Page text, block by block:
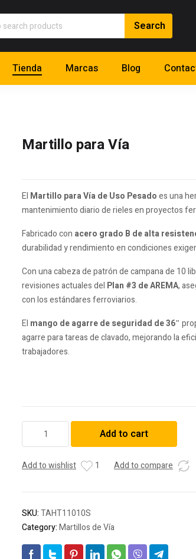
Tienda Marcas Blog
Martillo para Vía
El Martillo para Vía de Uso Pesadoes una
mantenimiento diario de rieles en proyectos
Fabricado con acero grado B de alta
durabilidad y rendimiento en condiciones
Con una cabeza de patrón de campana de 10
revisiones actuales del Plan #3 de AREMA,
con los estándares ferroviarios.
El mango de agarre de seguridad de 36″
agarre para tareas de clavado, mejorando la
trabajadores.
quantity
Add to cart
Add to wishlist 1 Add to compare
SKU:TAHT11010S
Category:Martillos de Vía